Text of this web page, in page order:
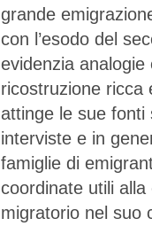
grande
con l’esodo del
evidenzia
ricostruzione ricca
attinge le sue fonti
interviste e in
famiglie di
coordinate utili
migratorio nel suo